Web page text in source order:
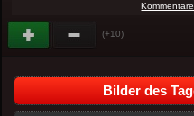
(+10)
Bilder des